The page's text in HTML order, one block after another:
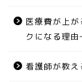
医療費が上
クになる理
看護師が教